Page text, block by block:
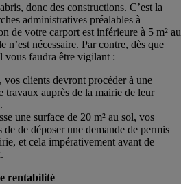
donc des constructions. C’est la
administratives préalables à
de votre carport est inférieure à 5 m² au
n’est nécessaire. Par contre, dès que
vous faudra être vigilant :
vos clients devront procéder à une
travaux auprès de la mairie de leur
une surface de 20 m² au sol, vos
de déposer une demande de permis
et cela impérativement avant de
rentabilité